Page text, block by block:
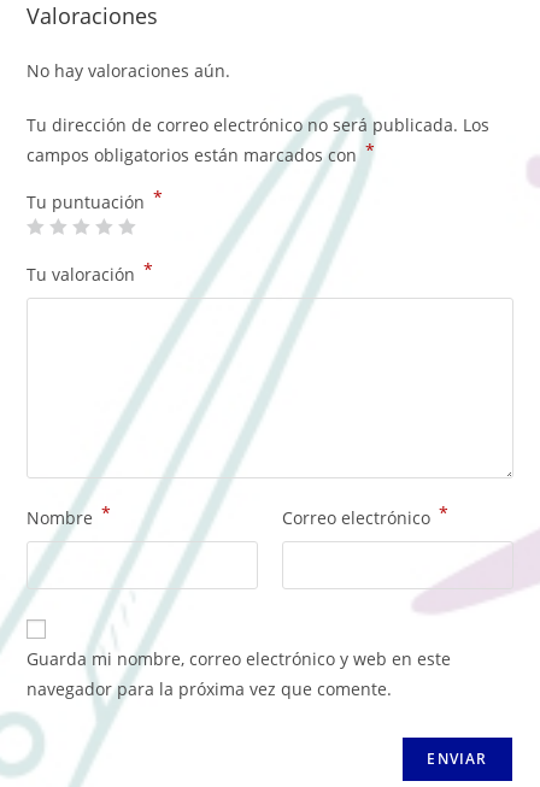
Valoraciones
No hay valoraciones aún.
Tu dirección de correo electrónico no será publicada. Los
campos obligatorios están marcados con *
Tu puntuación *
Tu valoración *
Nombre * Correo electrónico *
Guarda mi nombre, correo electrónico y web en este
navegador para la próxima vez que comente.